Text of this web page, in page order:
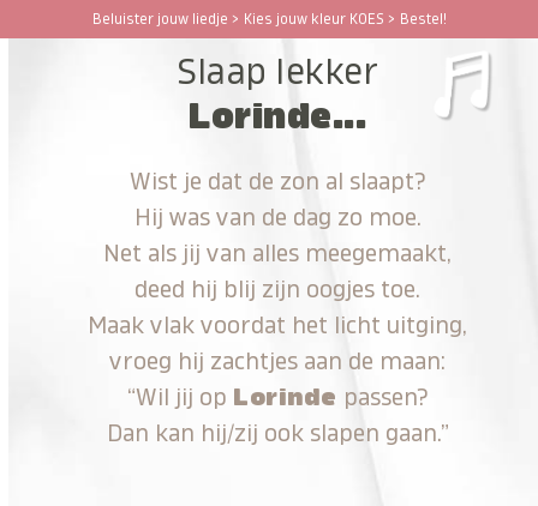
Beluister jouw liedje > Kies jouw kleur KOES > Bestel!
Open
Close
Slaap lekker
Lorinde...
Wist je dat de zon al slaapt?
Hij was van de dag zo moe.
Net als jij van alles meegemaakt,
deed hij blij zijn oogjes toe.
Maak vlak voordat het licht uitging,
vroeg hij zachtjes aan de maan:
“Wil jij op Lorinde passen?
Dan kan hij/zij ook slapen gaan.”